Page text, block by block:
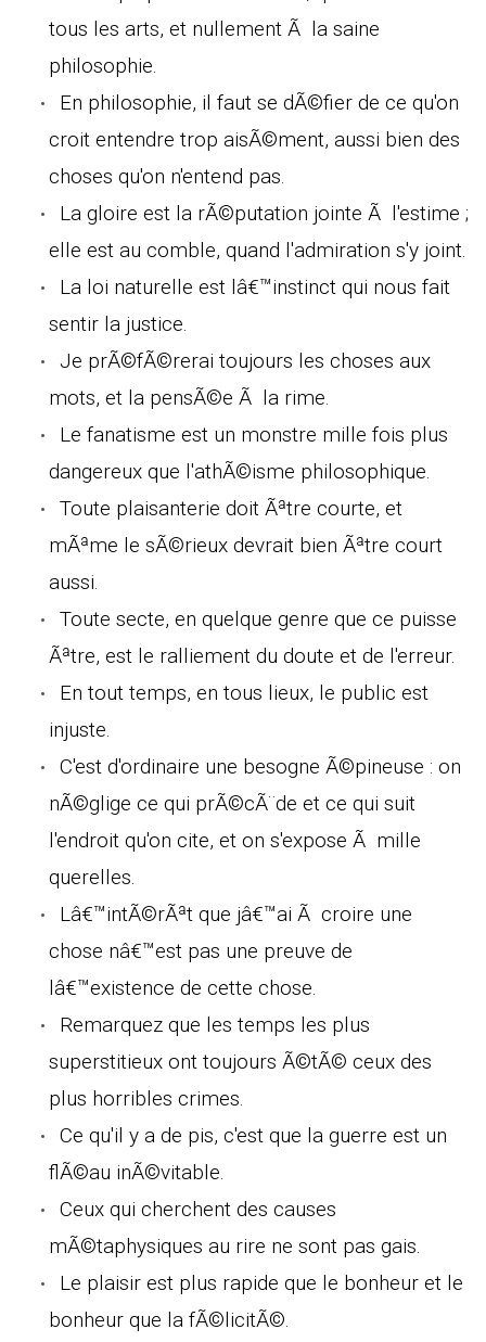
tous les arts, et nullement Ã la saine
philosophie.
En philosophie, il faut se dÃ©fier de ce qu'on
croit entendre trop aisÃ©ment, aussi bien des
choses qu'on n'entend pas.
La gloire est la rÃ©putation jointe Ã l'estime ;
elle est au comble, quand l'admiration s'y joint.
La loi naturelle est lâ€™instinct qui nous fait
sentir la justice.
Je prÃ©fÃ©rerai toujours les choses aux
mots, et la pensÃ©e Ã la rime.
Le fanatisme est un monstre mille fois plus
dangereux que l'athÃ©isme philosophique.
Toute plaisanterie doit Ãªtre courte, et
mÃªme le sÃ©rieux devrait bien Ãªtre court
aussi.
Toute secte, en quelque genre que ce puisse
Ãªtre, est le ralliement du doute et de l'erreur.
En tout temps, en tous lieux, le public est
injuste.
C'est d'ordinaire une besogne Ã©pineuse : on
nÃ©glige ce qui prÃ©cÃ¨de et ce qui suit
l'endroit qu'on cite, et on s'expose Ã mille
querelles.
Lâ€™intÃ©rÃªt que jâ€™ai Ã croire une
chose nâ€™est pas une preuve de
lâ€™existence de cette chose.
Remarquez que les temps les plus
superstitieux ont toujours Ã©tÃ© ceux des
plus horribles crimes.
Ce qu'il y a de pis, c'est que la guerre est un
flÃ©au inÃ©vitable.
Ceux qui cherchent des causes
mÃ©taphysiques au rire ne sont pas gais.
Le plaisir est plus rapide que le bonheur et le
bonheur que la fÃ©licitÃ©.